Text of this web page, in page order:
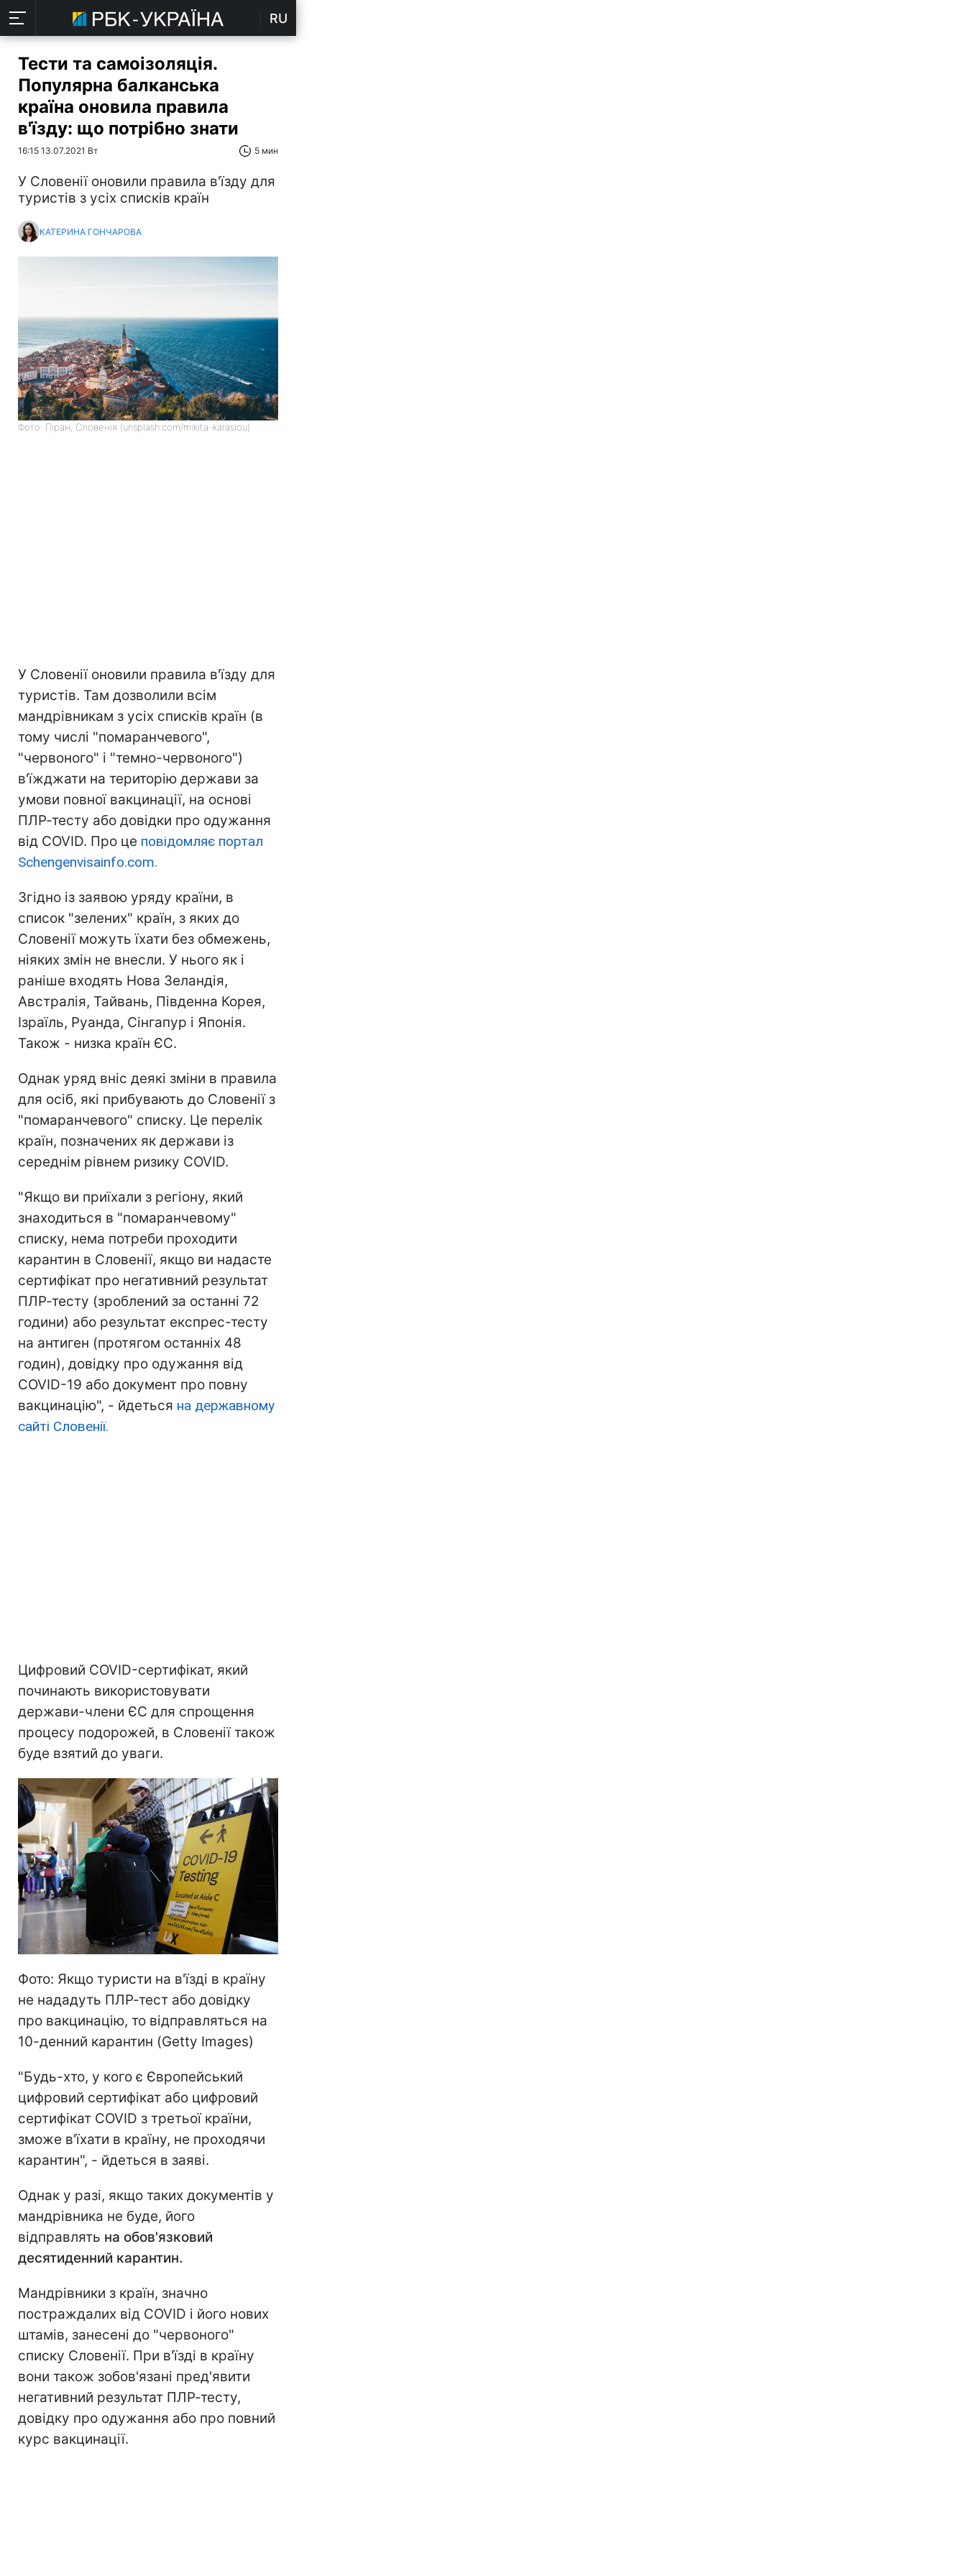
RU
Тести та самоізоляція.
Популярна балканська
країна оновила правила
в'їзду: що потрібно знати
16:15 13.07.2021 Вт 5 мин
У Словенії оновили правила в'їзду для
туристів з усіх списків країн
КАТЕРИНА ГОНЧАРОВА
Фото: Піран, Словенія (unsplash.com/mikita-karasiou)
У Словенії оновили правила в'їзду для
туристів. Там дозволили всім
мандрівникам з усіх списків країн (в
тому числі "помаранчевого",
"червоного" і "темно-червоного")
в'їжджати на територію держави за
умови повної вакцинації, на основі
ПЛР-тесту або довідки про одужання
від COVID. Про це повідомляє портал
Schengenvisainfo.com.
Згідно із заявою уряду країни, в
список "зелених" країн, з яких до
Словенії можуть їхати без обмежень,
ніяких змін не внесли. У нього як і
раніше входять Нова Зеландія,
Австралія, Тайвань, Південна Корея,
Ізраїль, Руанда, Сінгапур і Японія.
Також - низка країн ЄС.
Однак уряд вніс деякі зміни в правила
для осіб, які прибувають до Словенії з
"помаранчевого" списку. Це перелік
країн, позначених як держави із
середнім рівнем ризику COVID.
"Якщо ви приїхали з регіону, який
знаходиться в "помаранчевому"
списку, нема потреби проходити
карантин в Словенії, якщо ви надасте
сертифікат про негативний результат
ПЛР-тесту (зроблений за останні 72
години) або результат експрес-тесту
на антиген (протягом останніх 48
годин), довідку про одужання від
COVID-19 або документ про повну
вакцинацію", - йдеться на державному
сайті Словенії.
Цифровий COVID-сертифікат, який
починають використовувати
держави-члени ЄС для спрощення
процесу подорожей, в Словенії також
буде взятий до уваги.
Фото: Якщо туристи на в'їзді в країну
не нададуть ПЛР-тест або довідку
про вакцинацію, то відправляться на
10-денний карантин (Getty Images)
"Будь-хто, у кого є Європейський
цифровий сертифікат або цифровий
сертифікат COVID з третьої країни,
зможе в'їхати в країну, не проходячи
карантин", - йдеться в заяві.
Однак у разі, якщо таких документів у
мандрівника не буде, його
відправлять на обов'язковий
десятиденний карантин.
Мандрівники з країн, значно
постраждалих від COVID і його нових
штамів, занесені до "червоного"
списку Словенії. При в'їзді в країну
вони також зобов'язані пред'явити
негативний результат ПЛР-тесту,
довідку про одужання або про повний
курс вакцинації.